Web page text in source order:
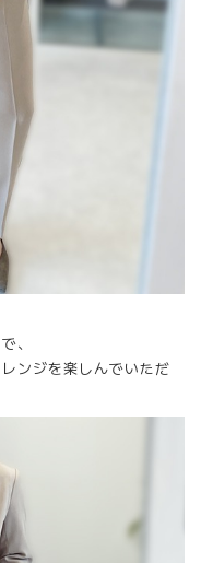
、
ンジを楽しんでいただ